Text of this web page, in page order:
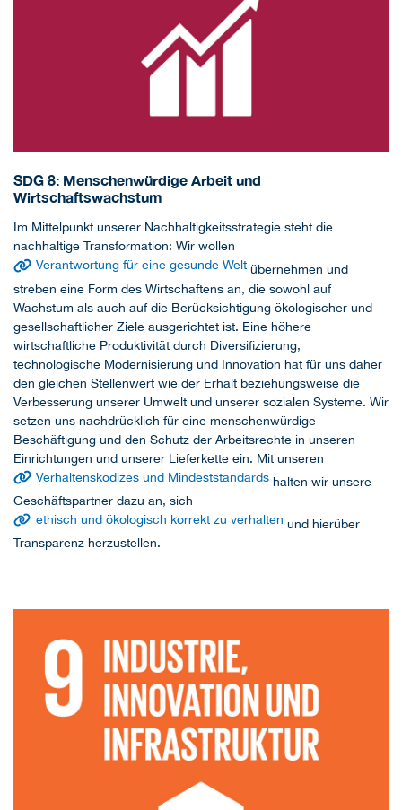
SDG 8: Menschenwürdige Arbeit und
Wirtschaftswachstum
Im Mittelpunkt unserer Nachhaltigkeitsstrategie steht die
nachhaltige Transformation: Wir wollen
Verantwortung für eine gesunde Welt übernehmen und
streben eine Form des Wirtschaftens an, die sowohl auf
Wachstum als auch auf die Berücksichtigung ökologischer und
gesellschaftlicher Ziele ausgerichtet ist. Eine höhere
wirtschaftliche Produktivität durch Diversifizierung,
technologische Modernisierung und Innovation hat für uns daher
den gleichen Stellenwert wie der Erhalt beziehungsweise die
Verbesserung unserer Umwelt und unserer sozialen Systeme. Wir
setzen uns nachdrücklich für eine menschenwürdige
Beschäftigung und den Schutz der Arbeitsrechte in unseren
Einrichtungen und unserer Lieferkette ein. Mit unseren
Verhaltenskodizes und Mindeststandards halten wir unsere
Geschäftspartner dazu an, sich
ethisch und ökologisch korrekt zu verhalten und hierüber
Transparenz herzustellen.